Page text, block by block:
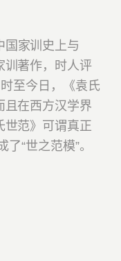
国家训史上与
训著作，时人评
至今日，《袁氏
且在西方汉学界
世范》可谓真正
了“世之范模”。